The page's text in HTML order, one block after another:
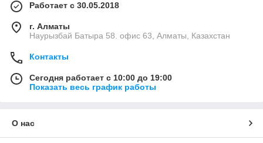
Работает с 30.05.2018
г. Алматы
Наурызбай Батыра 58. офис 63, Алматы, Казахстан
Контакты
Сегодня работает с 10:00 до 19:00
Показать весь график работы
О нас